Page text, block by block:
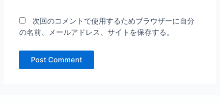
次回のコメントで使用するためブラウザーに自分
の名前、メールアドレス、サイトを保存する。